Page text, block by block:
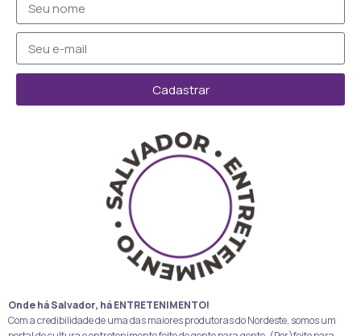
Cadastrar
Onde há Salvador, há ENTRETENIMENTO!
Com a credibilidade de uma das maiores produtoras do Nordeste, somos um